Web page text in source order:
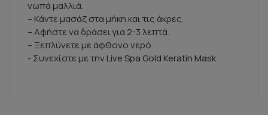
νωπά μαλλιά.
– Κάντε μασάζ στα μήκη και τις άκρες.
– Αφήστε να δράσει για 2-3 λεπτά.
– Ξεπλύνετε με άφθονο νερό.
- Συνεχίστε με την Live Spa Gold Keratin Mask.